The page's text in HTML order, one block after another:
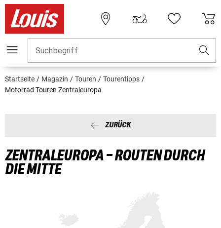
Suchbegriff
Startseite Magazin Touren
Tourentipps
Motorrad Touren Zentraleuropa
ZURÜCK
ZENTRALEUROPA – ROUTEN DURCH
DIE MITTE